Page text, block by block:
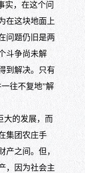
实，在这个问
在这块地面上
问题仍旧是两
斗争尚未解
到解决。只有
往不复地”解
的发展，而
集团农庄手
产之间。但，
，因为社会主